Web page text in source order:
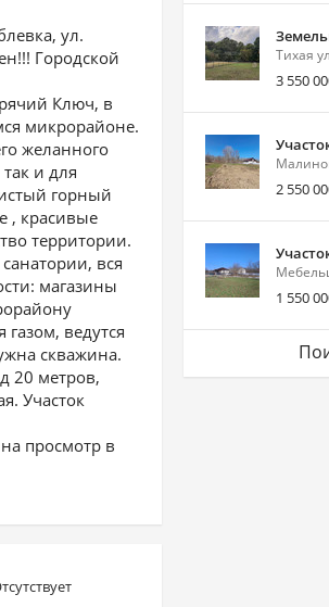
ул.
Городской
Ключ, в
микрорайоне.
желанного
и для
горный
, красивые
территории.
вся
магазины
ведутся
скважина.
20 метров,
Участок
просмотр в
Тихая ул
3 550
2 550
1 550